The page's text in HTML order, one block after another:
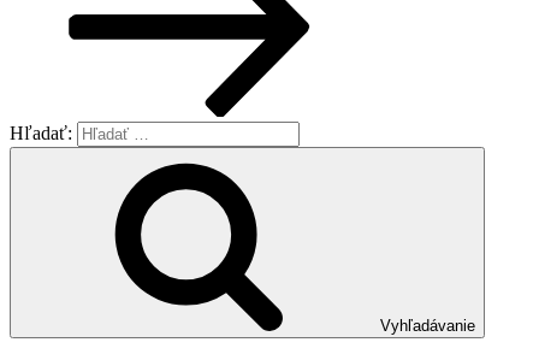
Hľadať:
Vyhľadávanie